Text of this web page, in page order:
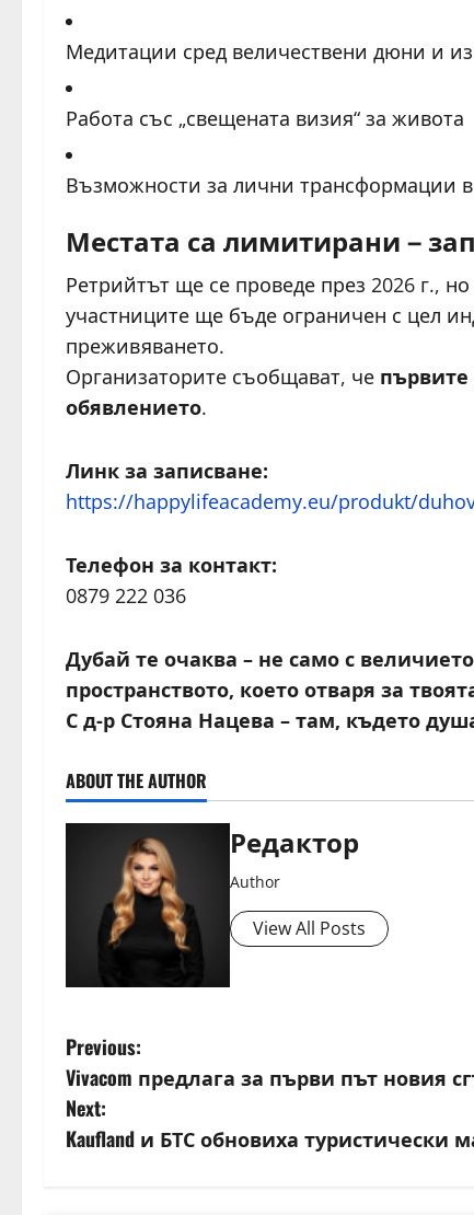
Медитации сред величествени дюни и
Работа със „свещената визия“ за живота
Възможности за лични трансформации
Местата са лимитирани –
Ретрийтът ще се проведе през 2026 г., но
участниците ще бъде ограничен с цел
преживяването.
Организаторите съобщават, че първите
обявлението.
Линк за записване:
https://happylifeacademy.eu/produkt/
Телефон за контакт:
0879 222 036
Дубай те очаква – не само с
пространството, което отваря за
С д-р Стояна Нацева – там, където
ABOUT THE AUTHOR
Редактор
Author
View All Posts
P
o
s
Previous:
Vivacom предлага за първи път новия
Next:
Kaufland и БТС обновиха